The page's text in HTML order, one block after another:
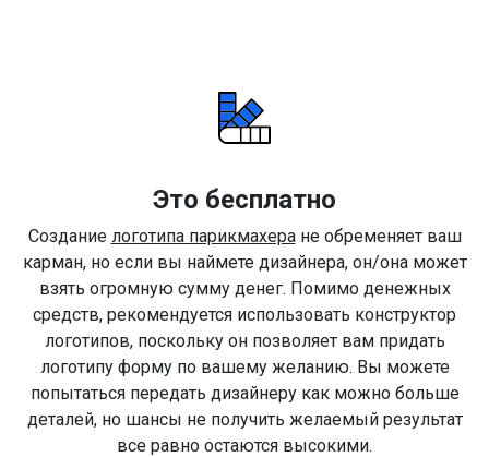
Это бесплатно
Создание логотипа парикмахеране обременяет ваш
карман, но если вы наймете дизайнера, он/она может
взять огромную сумму денег. Помимо денежных
средств, рекомендуется использовать конструктор
логотипов, поскольку он позволяет вам придать
логотипу форму по вашему желанию. Вы можете
попытаться передать дизайнеру как можно больше
деталей, но шансы не получить желаемый результат
все равно остаются высокими.